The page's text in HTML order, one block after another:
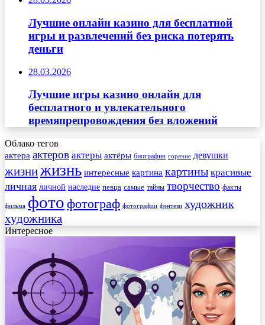
Лучшие онлайн казино для бесплатной
игры и развлечений без риска потерять
деньги
28.03.2026
Лучшие игры казино онлайн для
бесплатного и увлекательного
времяпрепровождения без вложений
Облако тегов
актера актеров актеры актёры биография горячие девушки
жизнижизнь интересные картина картины красивые
личная личной наследие певца самые тайны творчество факты
фильма фото фотограф фотографии фэнтези художник
художника
Интересное